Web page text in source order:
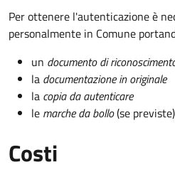
Per ottenere l'autenticazione è
personalmente in Comune
un documento di
la documentazione in originale
la copia da autenticare
le marche da bollo(se
Costi